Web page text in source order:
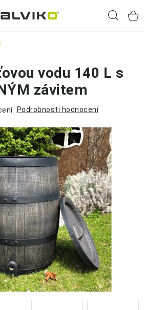
🐈
vodu 140 L s
závitem
Podrobnosti hodnocení